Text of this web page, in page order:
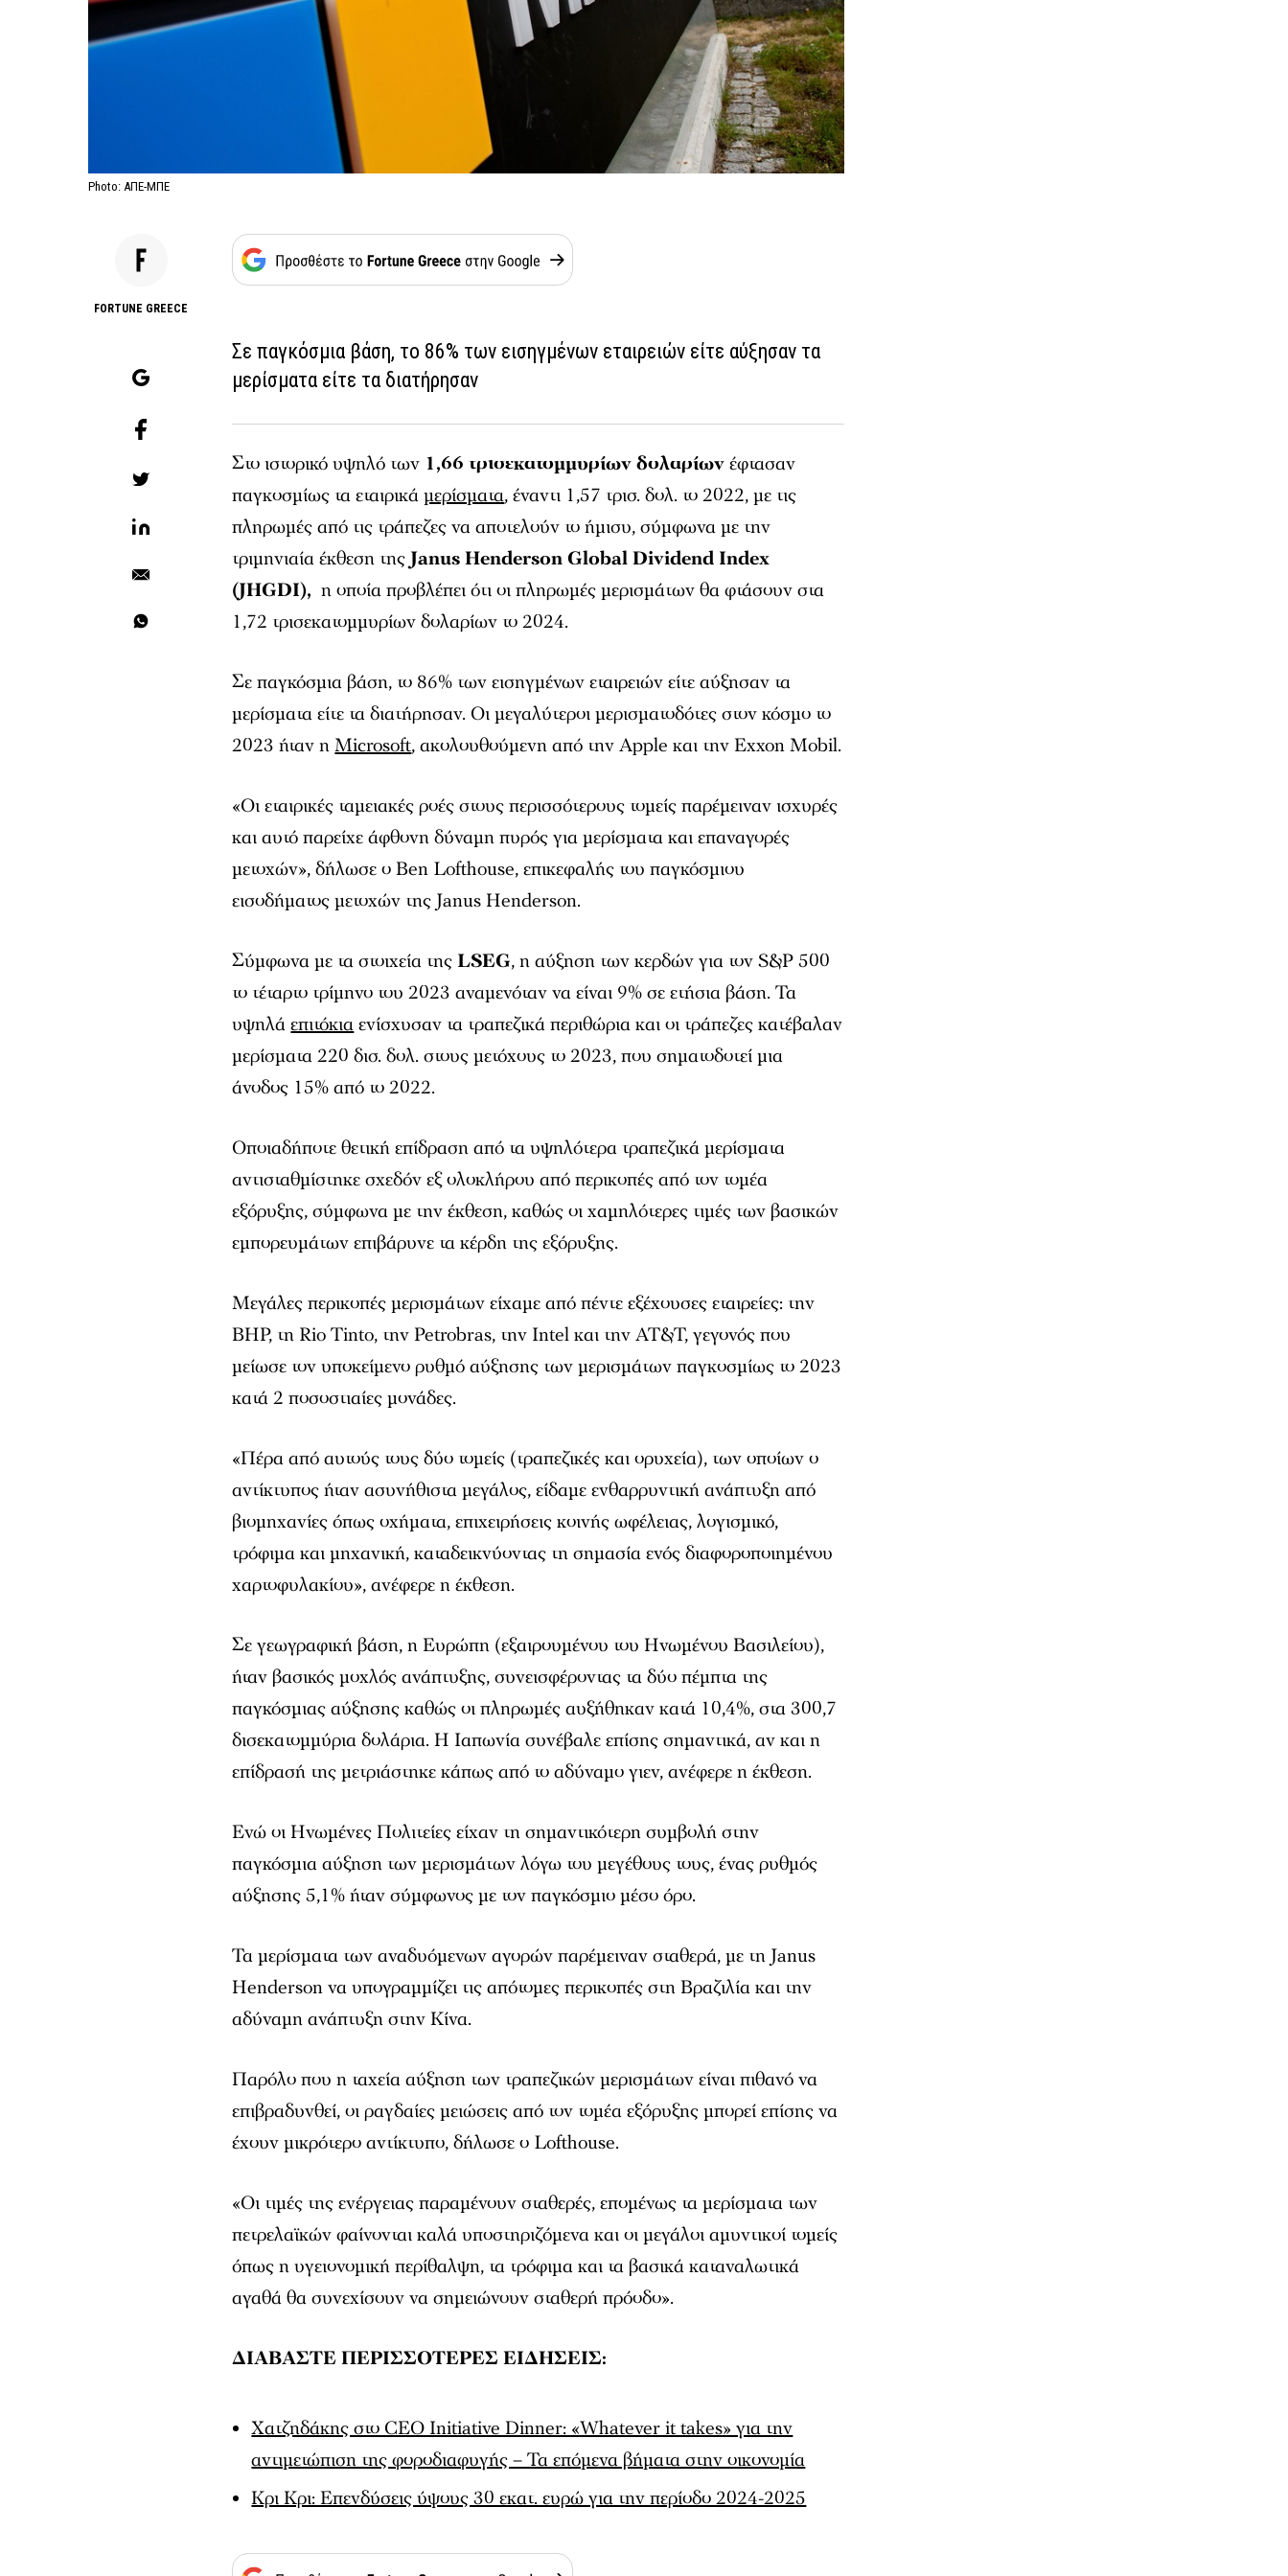
Photo: ΑΠΕ-ΜΠΕ
FORTUNE GREECE
Σε παγκόσμια βάση, το 86% των εισηγμένων εταιρειών είτε αύξησαν τα
μερίσματα είτε τα διατήρησαν
Στο ιστορικό υψηλό των 1,66 τρισεκατομμυρίων δολαρίωνέφτασαν
παγκοσμίως τα εταιρικάμερίσματα, έναντι 1,57 τρισ. δολ. το 2022, με τις
πληρωμές από τις τράπεζες να αποτελούν το ήμισυ, σύμφωνα με την
τριμηνιαία έκθεση της Janus Henderson Global Dividend Index
(JHGDI), η οποία προβλέπει ότι οι πληρωμές μερισμάτων θα φτάσουν στα
1,72 τρισεκατομμυρίων δολαρίων το 2024.
Σε παγκόσμια βάση, το 86% των εισηγμένων εταιρειών είτε αύξησαν τα
μερίσματα είτε τα διατήρησαν. Οι μεγαλύτεροι μερισματοδότες στον κόσμο το
2023 ήταν ηMicrosoft, ακολουθούμενη από την Apple και την Exxon Mobil.
«Οι εταιρικές ταμειακές ροές στους περισσότερους τομείς παρέμειναν ισχυρές
και αυτό παρείχε άφθονη δύναμη πυρός για μερίσματα και επαναγορές
μετοχών», δήλωσε ο Ben Lofthouse, επικεφαλής του παγκόσμιου
εισοδήματος μετοχών της Janus Henderson.
Σύμφωνα με τα στοιχεία της LSEG, η αύξηση των κερδών για τον S&P 500
το τέταρτο τρίμηνο του 2023 αναμενόταν να είναι 9% σε ετήσια βάση. Τα
υψηλάεπιτόκιαενίσχυσαν τα τραπεζικά περιθώρια και οι τράπεζες κατέβαλαν
μερίσματα 220 δισ. δολ. στους μετόχους το 2023, που σηματοδοτεί μια
άνοδος 15% από το 2022.
Οποιαδήποτε θετική επίδραση από τα υψηλότερα τραπεζικά μερίσματα
αντισταθμίστηκε σχεδόν εξ ολοκλήρου από περικοπές από τον τομέα
εξόρυξης, σύμφωνα με την έκθεση, καθώς οι χαμηλότερες τιμές των βασικών
εμπορευμάτων επιβάρυνε τα κέρδη της εξόρυξης.
Μεγάλες περικοπές μερισμάτων είχαμε από πέντε εξέχουσες εταιρείες: την
BHP, τη Rio Tinto, την Petrobras, την Intel και την AT&T, γεγονός που
μείωσε τον υποκείμενο ρυθμό αύξησης των μερισμάτων παγκοσμίως το 2023
κατά 2 ποσοστιαίες μονάδες.
«Πέρα από αυτούς τους δύο τομείς (τραπεζικές και ορυχεία), των οποίων ο
αντίκτυπος ήταν ασυνήθιστα μεγάλος, είδαμε ενθαρρυντική ανάπτυξη από
βιομηχανίες όπως οχήματα, επιχειρήσεις κοινής ωφέλειας, λογισμικό,
τρόφιμα και μηχανική, καταδεικνύοντας τη σημασία ενός διαφοροποιημένου
χαρτοφυλακίου», ανέφερε η έκθεση.
Σε γεωγραφική βάση, η Ευρώπη (εξαιρουμένου του Ηνωμένου Βασιλείου),
ήταν βασικός μοχλός ανάπτυξης, συνεισφέροντας τα δύο πέμπτα της
παγκόσμιας αύξησης καθώς οι πληρωμές αυξήθηκαν κατά 10,4%, στα 300,7
δισεκατομμύρια δολάρια. Η Ιαπωνία συνέβαλε επίσης σημαντικά, αν και η
επίδρασή της μετριάστηκε κάπως από το αδύναμο γιεν, ανέφερε η έκθεση.
Ενώ οι Ηνωμένες Πολιτείες είχαν τη σημαντικότερη συμβολή στην
παγκόσμια αύξηση των μερισμάτων λόγω του μεγέθους τους, ένας ρυθμός
αύξησης 5,1% ήταν σύμφωνος με τον παγκόσμιο μέσο όρο.
Τα μερίσματα των αναδυόμενων αγορών παρέμειναν σταθερά, με τη Janus
Henderson να υπογραμμίζει τις απότομες περικοπές στη Βραζιλία και την
αδύναμη ανάπτυξη στην Κίνα.
Παρόλο που η ταχεία αύξηση των τραπεζικών μερισμάτων είναι πιθανό να
επιβραδυνθεί, οι ραγδαίες μειώσεις από τον τομέα εξόρυξης μπορεί επίσης να
έχουν μικρότερο αντίκτυπο, δήλωσε ο Lofthouse.
«Οι τιμές της ενέργειας παραμένουν σταθερές, επομένως τα μερίσματα των
πετρελαϊκών φαίνονται καλά υποστηριζόμενα και οι μεγάλοι αμυντικοί τομείς
όπως η υγειονομική περίθαλψη, τα τρόφιμα και τα βασικά καταναλωτικά
αγαθά θα συνεχίσουν να σημειώνουν σταθερή πρόοδο».
ΔΙΑΒΑΣΤΕ ΠΕΡΙΣΣΟΤΕΡΕΣ ΕΙΔΗΣΕΙΣ:
Χατζηδάκης στο CEO Initiative Dinner: «Whatever it takes» για την
αντιμετώπιση της φοροδιαφυγής – Τα επόμενα βήματα στην οικονομία
Κρι Κρι: Επενδύσεις ύψους 30 εκατ. ευρώ για την περίοδο 2024-2025